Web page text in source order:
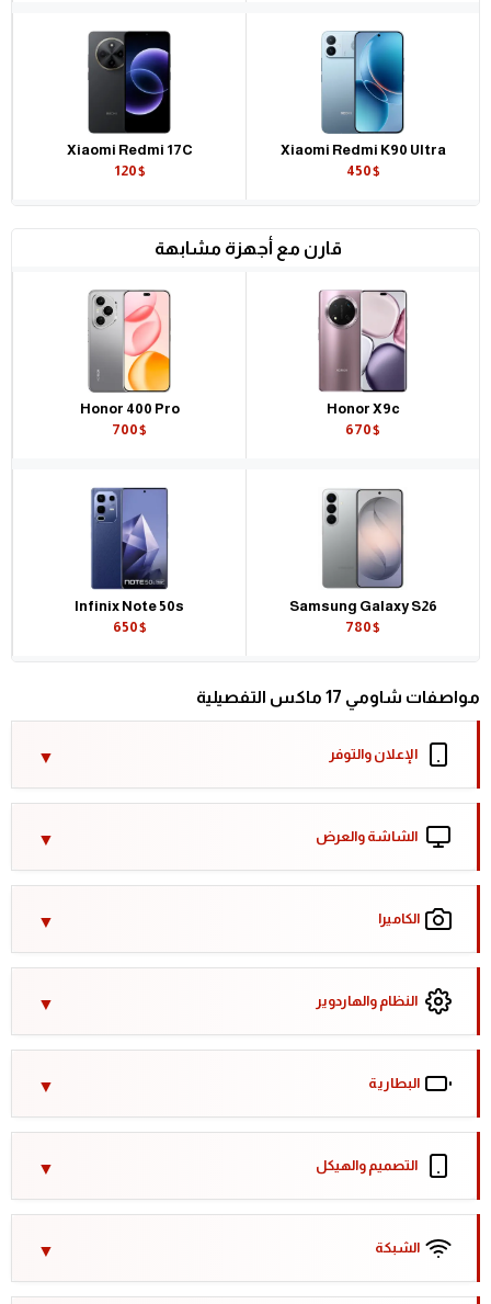
Xiaomi Redmi K90 Ultra
450$
Xiaomi Redmi 17C
120$
قارن مع أجهزة مشابهة
Honor X9c
670$
Honor 400 Pro
700$
Samsung Galaxy S26
780$
Infinix Note 50s
650$
مواصفات شاومي 17 ماكس التفصيلية
الإعلان والتوفر
الشاشة والعرض
الكاميرا
النظام والهاردوير
البطارية
التصميم والهيكل
الشبكة